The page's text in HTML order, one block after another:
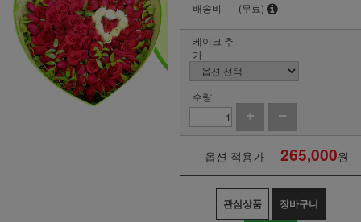
배송비
(무료)
케이크 추
가
수량
옵션 적용가 265,000원
관심상품 장바구니